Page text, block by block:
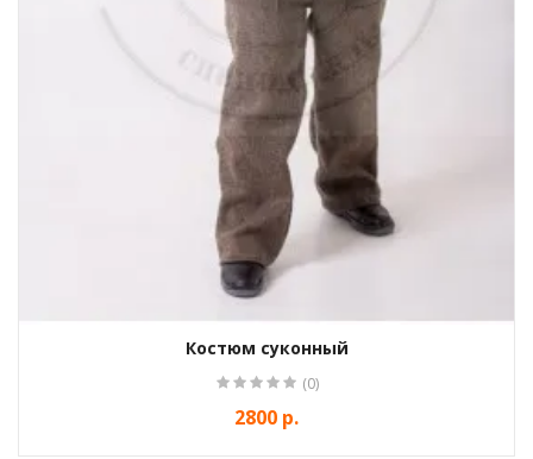
Костюм суконный
(0)
2800 р.